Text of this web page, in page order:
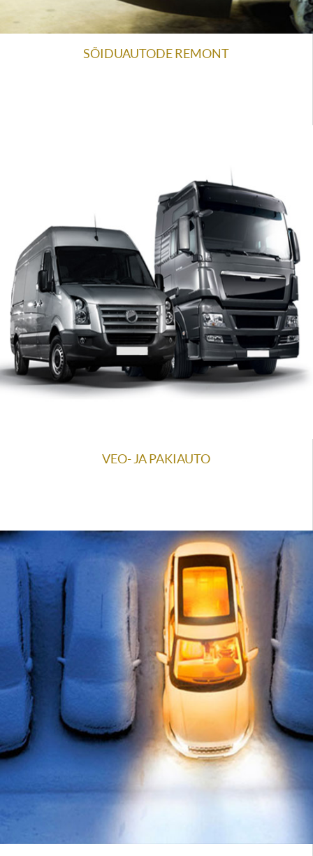
SÕIDUAUTODE REMONT
VEO- JA PAKIAUTO